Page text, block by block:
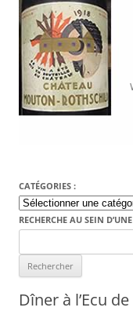
CATÉGORIES :
Catégories
:
RECHERCHE AU SEIN
for:
Dîner à l’Ecu